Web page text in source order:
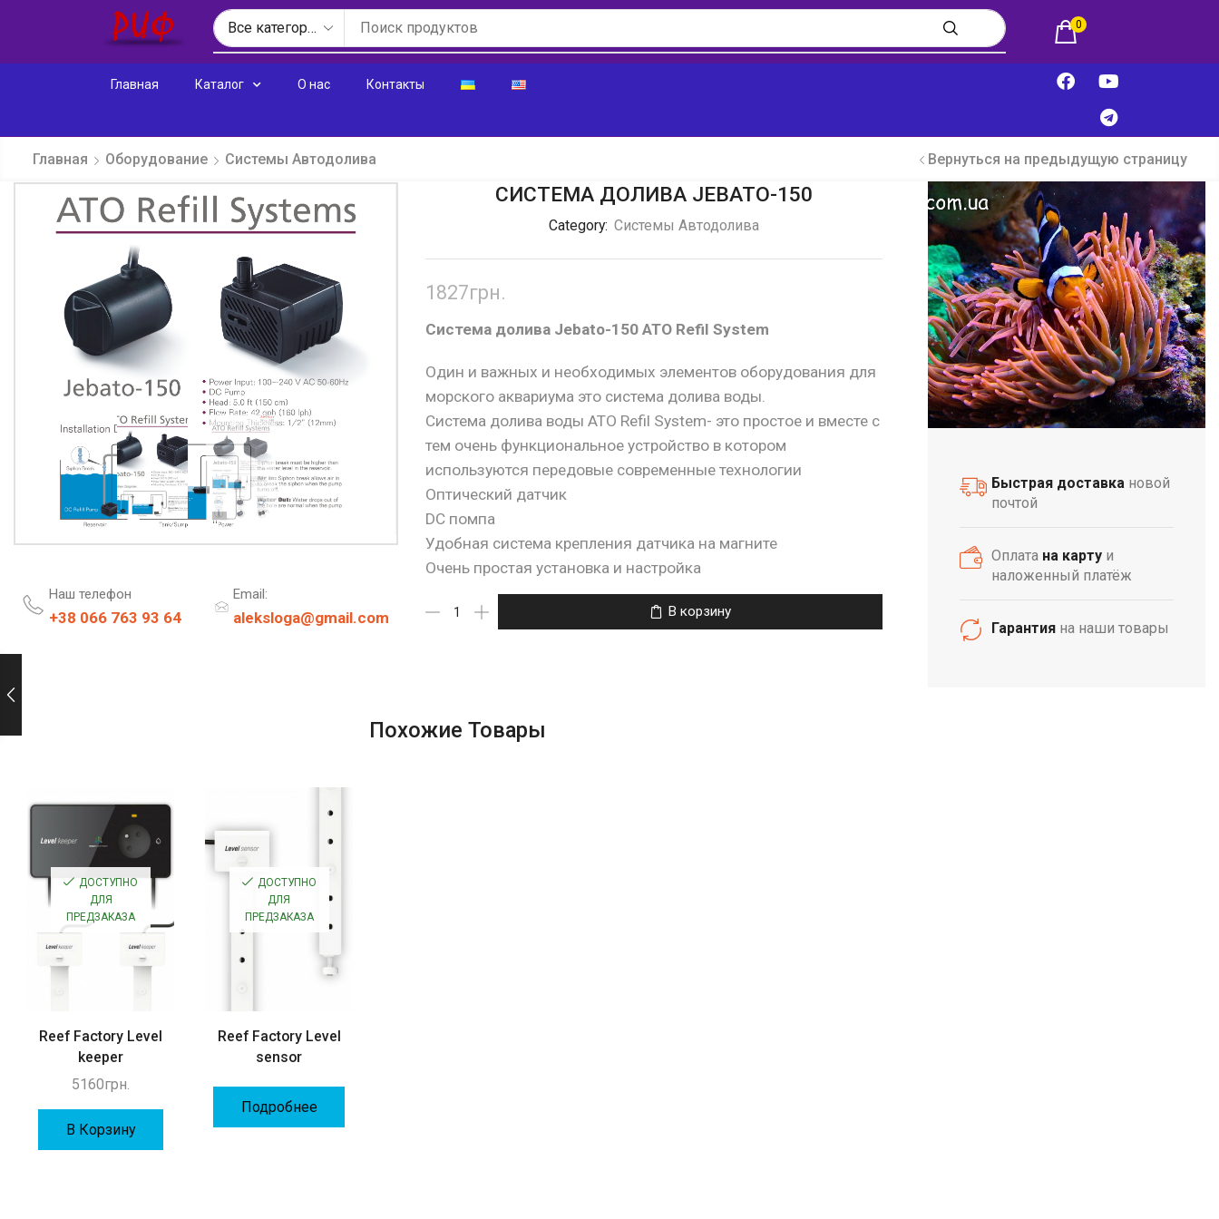
0
Главная Каталог О нас Контакты
Главная Оборудование Системы Автодолива Вернуться на предыдущую страницу
Наш телефон
+38 066 763 93 64
Email:
aleksloga@gmail.com
СИСТЕМА ДОЛИВА JEBATO-150
Category: Системы Автодолива
1827грн.
Система долива Jebato-150 ATO Refil System
Один и важных и необходимых элементов оборудования для
морского аквариума это система долива воды.
Система долива воды ATO Refil System- это простое и вместе с
тем очень функциональное устройство в котором
используются передовые современные технологии
Оптический датчик
DC помпа
Удобная система крепления датчика на магните
Очень простая установка и настройка
В корзину
Похожие Товары
ДОСТУПНО
ДЛЯ
ПРЕДЗАКАЗА
Reef Factory Level
keeper
5160грн.
В Корзину
ДОСТУПНО
ДЛЯ
ПРЕДЗАКАЗА
Reef Factory Level
sensor
Подробнее
Быстрая доставка новой
почтой
Оплата на карту и
наложенный платёж
Гарантия на наши товары